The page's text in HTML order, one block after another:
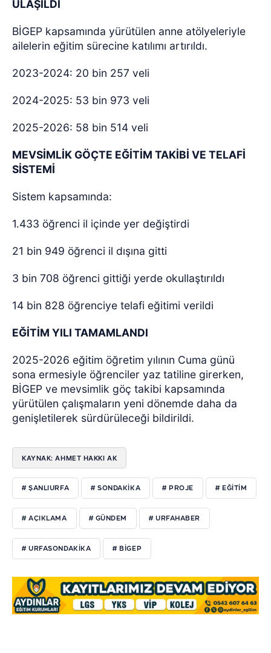
ULAŞILDI
BİGEP kapsamında yürütülen anne atölyeleriyle
ailelerin eğitim sürecine katılımı artırıldı.
2023-2024: 20 bin 257 veli
2024-2025: 53 bin 973 veli
2025-2026: 58 bin 514 veli
MEVSİMLİK GÖÇTE EĞİTİM TAKİBİ VE TELAFİ
SİSTEMİ
Sistem kapsamında:
1.433 öğrenci il içinde yer değiştirdi
21 bin 949 öğrenci il dışına gitti
3 bin 708 öğrenci gittiği yerde okullaştırıldı
14 bin 828 öğrenciye telafi eğitimi verildi
EĞİTİM YILI TAMAMLANDI
2025-2026 eğitim öğretim yılının Cuma günü
sona ermesiyle öğrenciler yaz tatiline girerken,
BİGEP ve mevsimlik göç takibi kapsamında
yürütülen çalışmaların yeni dönemde daha da
genişletilerek sürdürüleceği bildirildi.
KAYNAK: AHMET HAKKI AK
# ŞANLIURFA # SONDAKIKA # PROJE # EĞITIM
# AÇIKLAMA # GÜNDEM # URFAHABER
# URFASONDAKIKA # BIGEP